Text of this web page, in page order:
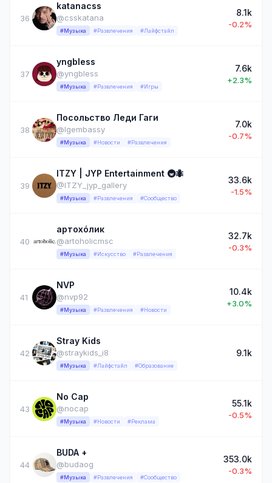
36
katanacss
@csskatana
#Музыка #Развлечения #Лайфстайл
8.1k
-0.2%
37
yngbless
@yngbless
#Музыка #Развлечения #Игры
7.6k
+2.3%
38
Посольство Леди Гаги
@lgembassy
#Музыка #Новости #Развлечения
7.0k
-0.7%
39
ITZY | JYP Entertainment 🚇🐜
@ITZY_jyp_gallery
#Музыка #Развлечения #Сообщество
33.6k
-1.5%
40
артохóлик
@artoholicmsc
#Музыка #Искусство #Развлечения
32.7k
-0.3%
41
NVP
@nvp92
#Музыка #Развлечения #Новости
10.4k
+3.0%
42
Stray Kids
@straykids_i8
#Музыка #Лайфстайл #Образование
9.1k
43
No Cap
@nocap
#Музыка #Новости #Реклама
55.1k
-0.5%
44
BUDA +
@budaog
#Музыка #Развлечения #Сообщество
353.0k
-0.3%